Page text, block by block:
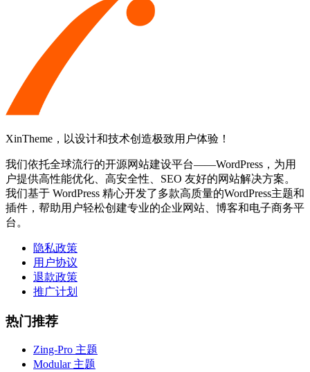
XinTheme，以设计和技术创造极致用户体验！
我们依托全球流行的开源网站建设平台——WordPress，为用
户提供高性能优化、高安全性、SEO 友好的网站解决方案。
我们基于 WordPress 精心开发了多款高质量的WordPress主题和
插件，帮助用户轻松创建专业的企业网站、博客和电子商务平
台。
隐私政策
用户协议
退款政策
推广计划
热门推荐
Zing-Pro 主题
Modular 主题